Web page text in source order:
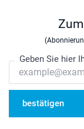
Geben Sie hier
bestätigen